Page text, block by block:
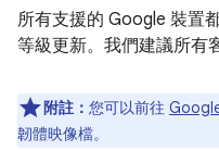
所有支援的 Google 裝置
等級更新。我們建議所有
附註： 您可以前往
韌體映像檔。